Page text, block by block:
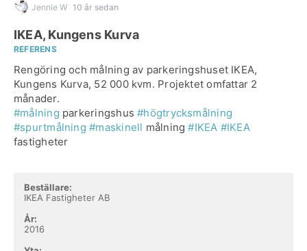
Jennie W 10 år sedan
IKEA, Kungens Kurva
REFERENS
Rengöring och målning av parkeringshuset IKEA,
Kungens Kurva, 52 000 kvm. Projektet omfattar 2
#målning parkeringshus#högtrycksmålning
#spurtmålning #maskinell målning#IKEA #IKEA
fastigheter
Beställare:
IKEA Fastigheter AB
År:
2016